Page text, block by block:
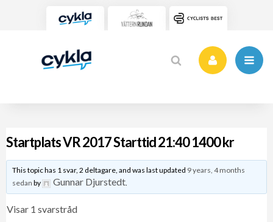
Startplats VR 2017 Starttid 21:40 1400 kr
This topic has 1 svar, 2 deltagare, and was last updated 9 years, 4 months
sedan by Gunnar Djurstedt.
Visar 1 svarstråd